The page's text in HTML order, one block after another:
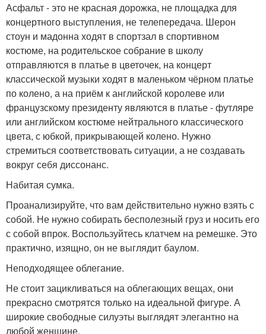
Асфальт - это не красная дорожка, не площадка для
концертного выступления, не телепередача. Шерон
стоун и мадонна ходят в спортзал в спортивном
костюме, на родительское собрание в школу
отправляются в платье в цветочек, на концерт
классической музыки ходят в маленьком чёрном платье
по колено, а на приём к английской королеве или
французскому президенту являются в платье - футляре
или английском костюме нейтрального классического
цвета, с юбкой, прикрывающей колено. Нужно
стремиться соответствовать ситуации, а не создавать
вокруг себя диссонанс.
Набитая сумка.
Проанализируйте, что вам действительно нужно взять с
собой. Не нужно собирать бесполезный груз и носить его
с собой впрок. Воспользуйтесь клатчем на ремешке. Это
практично, изящно, он не выглядит баулом.
Неподходящее облегание.
Не стоит зацикливаться на облегающих вещах, они
прекрасно смотрятся только на идеальной фигуре. А
широкие свободные силуэты выглядят элегантно на
любой женщине.